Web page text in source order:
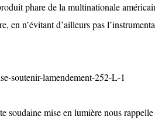
phare de la multinationale
en n’évitant d’ailleurs pas
soudaine mise en lumière nous